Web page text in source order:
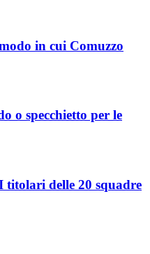
in cui Comuzzo
o specchietto per le
titolari delle 20 squadre